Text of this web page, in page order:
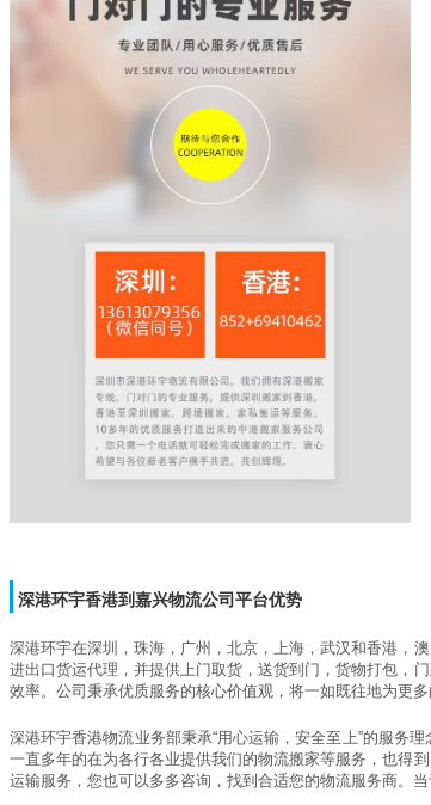
深港环宇香港到嘉兴物流公司平台优势
深港环宇在深圳，珠海，广州，北京，上海，武汉和香港，
进出口货运代理，并提供上门取货，送货到门，货物打包，
效率。公司秉承优质服务的核心价值观，将一如既往地为更
深港环宇香港物流业务部秉承“用心运输，安全至上”的服务理
一直多年的在为各行各业提供我们的物流搬家等服务，也得
运输服务，您也可以多多咨询，找到合适您的物流服务商。